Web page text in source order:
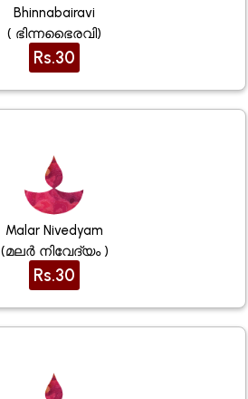
Bhinnabairavi
( ഭിന്നഭൈരവി)
Rs.30
Malar Nivedyam
(മലർ നിവേദ്യം )
Rs.30